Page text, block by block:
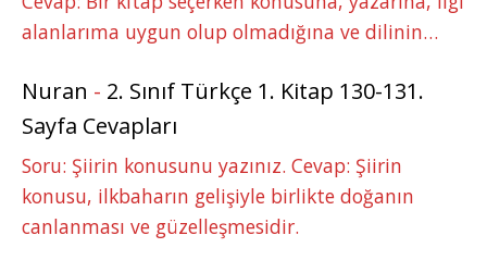
alanlarıma uygun olup olmadığına ve dilinin…
Nuran - 2. Sınıf Türkçe 1. Kitap 130-131.
Sayfa Cevapları
Soru: Şiirin konusunu yazınız. Cevap: Şiirin
konusu, ilkbaharın gelişiyle birlikte doğanın
canlanması ve güzelleşmesidir.